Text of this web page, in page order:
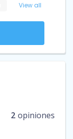
View all
2 opiniones